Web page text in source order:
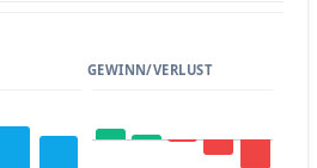
GEWINN/VERLUST